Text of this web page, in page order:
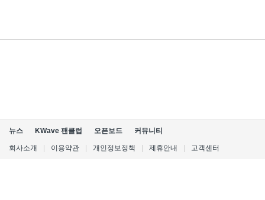
뉴스 KWave 팬클럽 오픈보드 커뮤니티
회사소개 이용약관 개인정보정책 제휴안내 고객센터